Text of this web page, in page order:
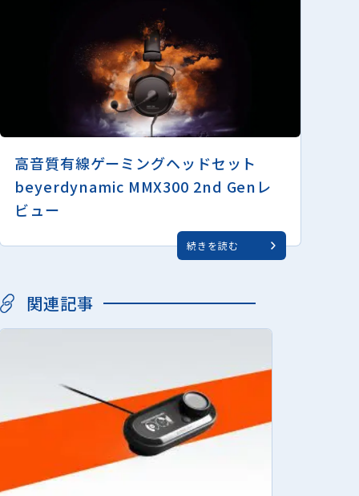
高音質有線ゲーミングヘッドセット
beyerdynamic MMX300 2nd Genレ
ビュー
続きを読む
関連記事